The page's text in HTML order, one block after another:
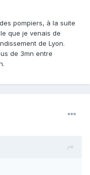
pompiers, à la suite
que je venais de
de Lyon.
de 3mn entre